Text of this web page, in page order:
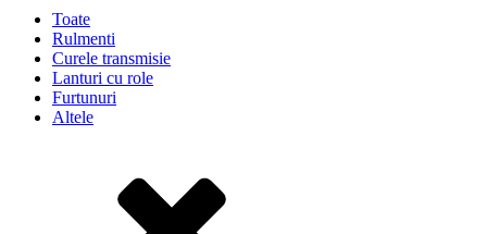
Toate
Rulmenti
Curele transmisie
Lanturi cu role
Furtunuri
Altele